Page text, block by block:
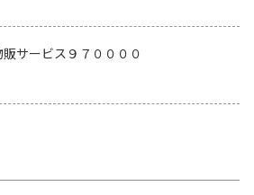
販サービス９７００００